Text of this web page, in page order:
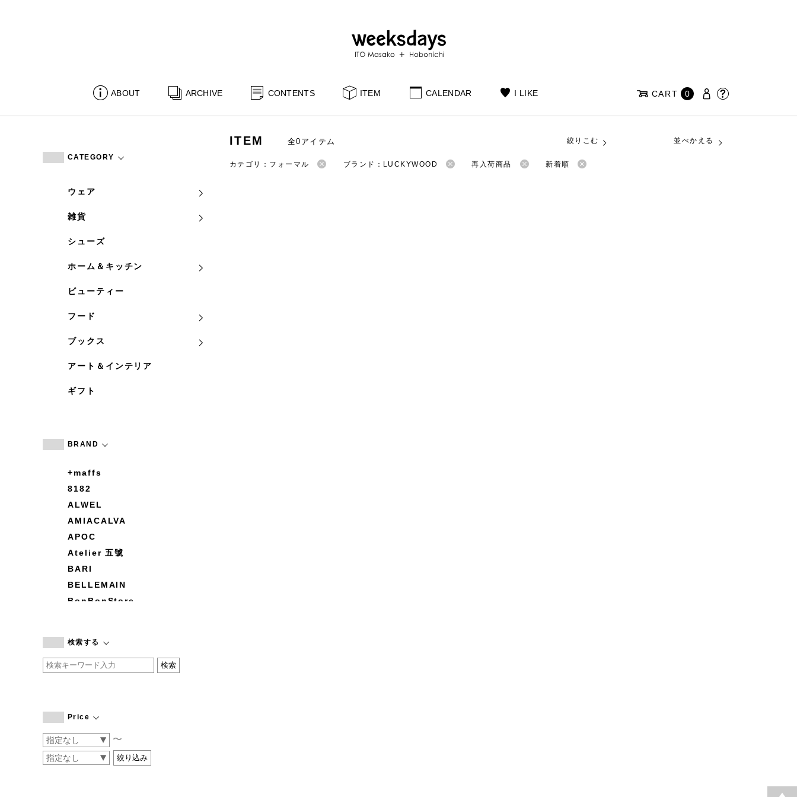
ABOUT ARCHIVE CONTENTS ITEM CALENDAR I LIKE CART 0
CATEGORY
ウェア
雑貨
シューズ
ホーム＆キッチン
ビューティー
フード
ブックス
アート＆インテリア
ギフト
BRAND
+maffs
8182
ALWEL
AMIACALVA
APOC
Atelier 五號
BARI
BELLEMAIN
BonBonStore
by basics
CATWORTH
COGTHEBIGSMOKE
CONVERSE
DEAN & DELUCA
検索する
Price
〜
ITEM 全0アイテム 絞りこむ 並べかえる
カテゴリ：フォーマル ブランド：LUCKYWOOD 再入荷商品 新着順